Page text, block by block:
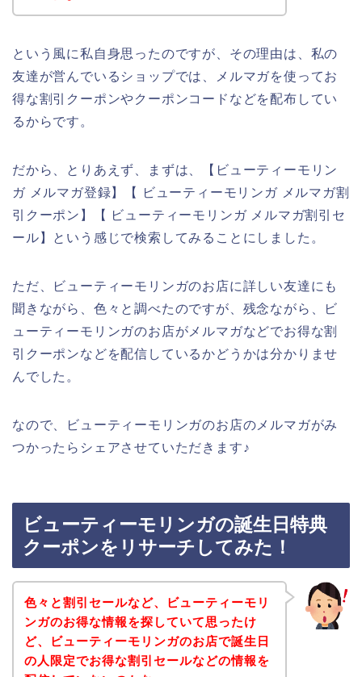
という風に私自身思ったのですが、その理由は、私の
友達が営んでいるショップでは、メルマガを使ってお
得な割引クーポンやクーポンコードなどを配布してい
るからです。
だから、とりあえず、まずは、【ビューティーモリン
ガ メルマガ登録】【 ビューティーモリンガ メルマガ割
引クーポン】【 ビューティーモリンガ メルマガ割引セ
ール】という感じで検索してみることにしました。
ただ、ビューティーモリンガのお店に詳しい友達にも
聞きながら、色々と調べたのですが、残念ながら、ビ
ューティーモリンガのお店がメルマガなどでお得な割
引クーポンなどを配信しているかどうかは分かりませ
んでした。
なので、ビューティーモリンガのお店のメルマガがみ
つかったらシェアさせていただきます♪
ビューティーモリンガの誕生日特典
クーポンをリサーチしてみた！
色々と割引セールなど、ビューティーモリ
ンガのお得な情報を探していて思ったけ
ど、ビューティーモリンガのお店で誕生日
の人限定でお得な割引セールなどの情報を